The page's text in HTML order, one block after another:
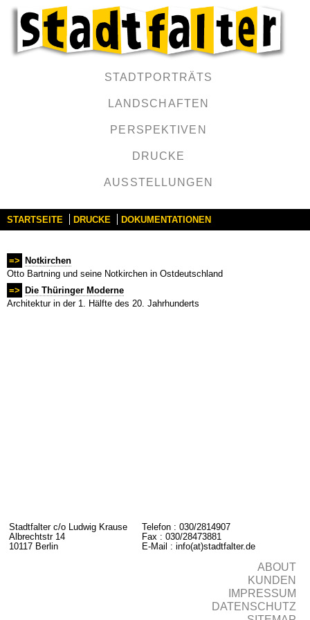
STADTPORTRÄTS
LANDSCHAFTEN
PERSPEKTIVEN
DRUCKE
AUSSTELLUNGEN
STARTSEITE DRUCKE DOKUMENTATIONEN
=>
Notkirchen
Otto Bartning und seine Notkirchen in Ostdeutschland
=>
Die Thüringer Moderne
Architektur in der 1. Hälfte des 20. Jahrhunderts
Stadtfalter c/o Ludwig Krause
Albrechtstr 14
10117 Berlin
Telefon : 030/2814907
Fax : 030/28473881
E-Mail : info(at)stadtfalter.de
ABOUT
KUNDEN
IMPRESSUM
DATENSCHUTZ